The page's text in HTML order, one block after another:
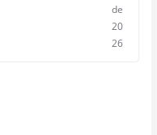
de
20
26